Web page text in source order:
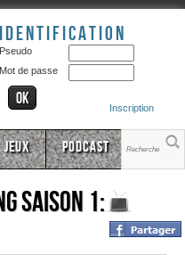
Identification
Pseudo
Mot de passe
Inscription
Jeux Podcast
Saison 1: